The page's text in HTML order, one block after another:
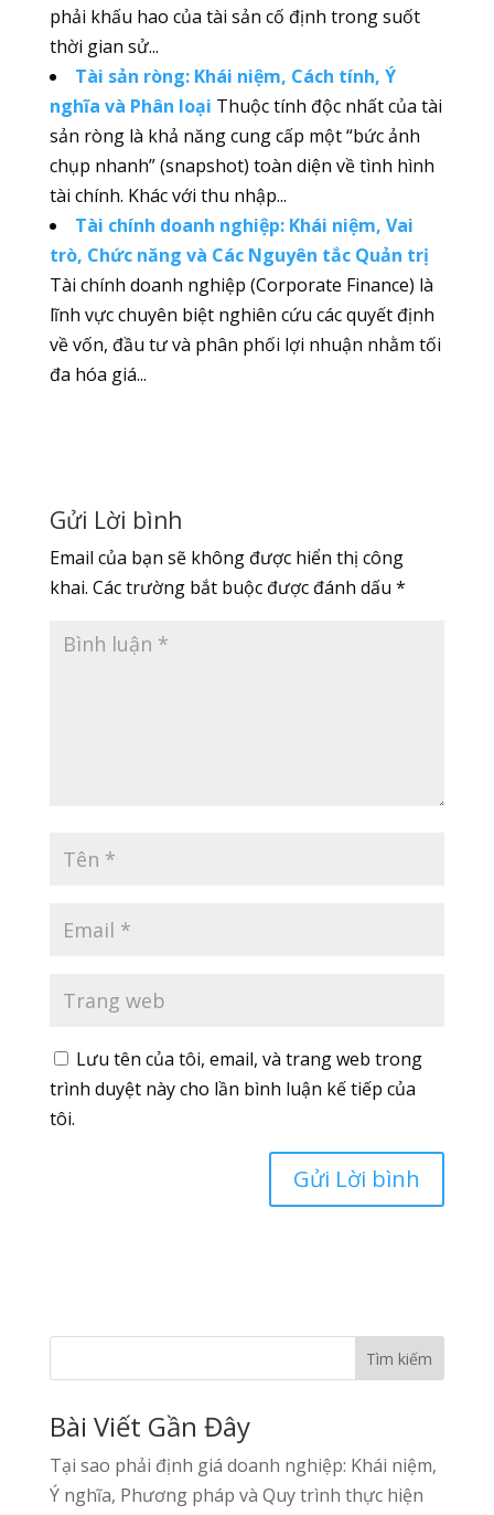
phải khấu hao của tài sản cố định trong suốt
thời gian sử...
Tài sản ròng: Khái niệm, Cách tính, Ý
nghĩa và Phân loại Thuộc tính độc nhất của tài
sản ròng là khả năng cung cấp một “bức ảnh
chụp nhanh” (snapshot) toàn diện về tình hình
tài chính. Khác với thu nhập...
Tài chính doanh nghiệp: Khái niệm, Vai
trò, Chức năng và Các Nguyên tắc Quản trị
Tài chính doanh nghiệp (Corporate Finance) là
lĩnh vực chuyên biệt nghiên cứu các quyết định
về vốn, đầu tư và phân phối lợi nhuận nhằm tối
đa hóa giá...
Gửi Lời bình
Email của bạn sẽ không được hiển thị công
khai. Các trường bắt buộc được đánh dấu *
Lưu tên của tôi, email, và trang web trong
trình duyệt này cho lần bình luận kế tiếp của
tôi.
Tìm kiếm
Bài Viết Gần Đây
Tại sao phải định giá doanh nghiệp: Khái niệm,
Ý nghĩa, Phương pháp và Quy trình thực hiện